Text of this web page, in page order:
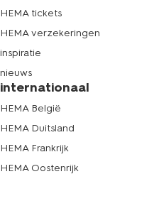
HEMA tickets
HEMA verzekeringen
inspiratie
nieuws
internationaal
HEMA België
HEMA Duitsland
HEMA Frankrijk
HEMA Oostenrijk